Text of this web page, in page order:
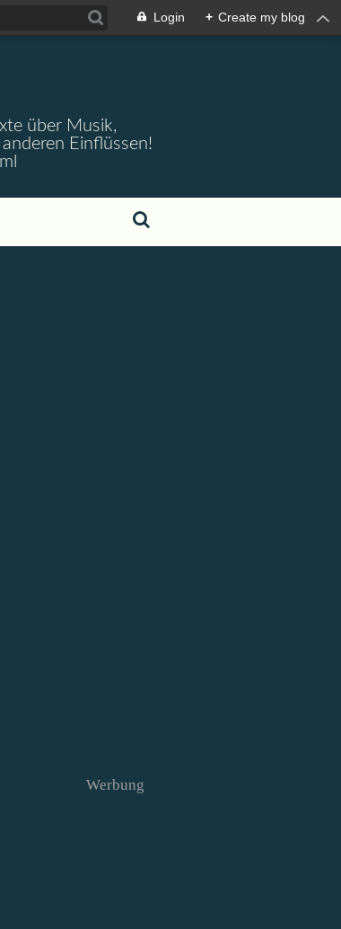
Login + Create my blog
über Musik,
Einflüssen!
Werbung